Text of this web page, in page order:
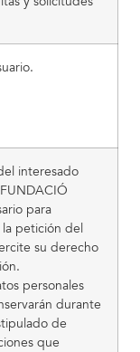
interesado
para
petición del
su derecho
personales
durante
de
que